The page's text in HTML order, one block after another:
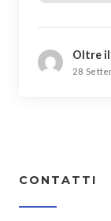
Oltre
28
CONTATTI